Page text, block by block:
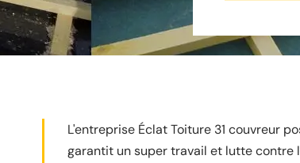
L'entreprise Éclat Toiture 31 couvreur
garantit un super travail et lutte